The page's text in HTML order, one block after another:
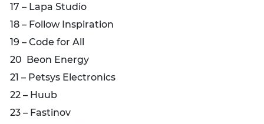
17 – Lapa Studio
18 – Follow Inspiration
19 – Code for All
20 Beon Energy
21 – Petsys Electronics
22 – Huub
23 – Fastinov